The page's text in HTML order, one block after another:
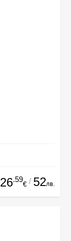
26.59
€ / 52лв.